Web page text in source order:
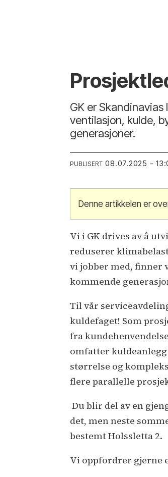
GK er
ventilasjon, kulde,
generasjoner.
PUBLISERT 08.07.2025 -
Denne artikkelen er
Vi i GK drives av å
reduserer
vi jobber med, finner
kommende
Til vår
kuldefaget! Som
fra
omfatter
størrelse og
flere parallelle
Du blir del av en
det, men neste
bestemt Holssletta 2.
Vi oppfordrer gjerne